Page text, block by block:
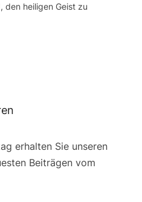
den heiligen Geist zu
erhalten Sie unseren
Beiträgen vom